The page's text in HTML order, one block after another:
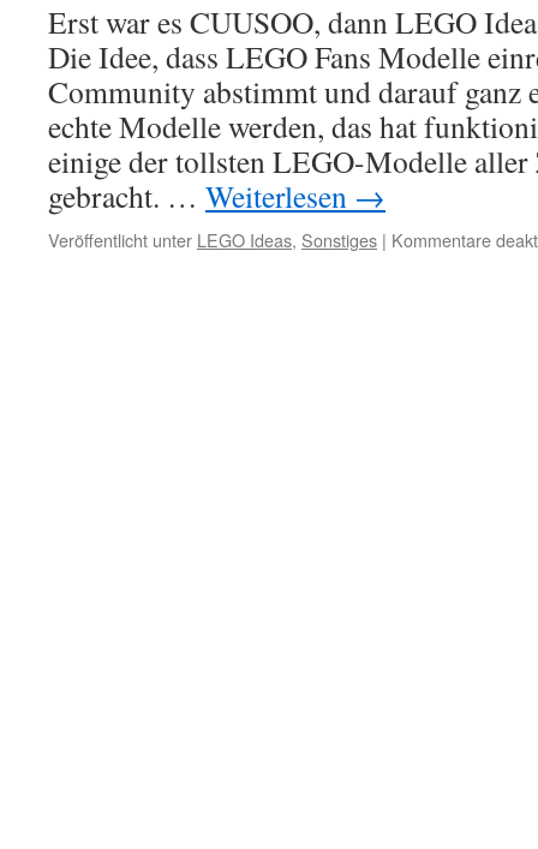
Erst war es CUUSOO, dann LEGO
Die Idee, dass LEGO Fans Modelle
Community abstimmt und darauf ganz
echte Modelle werden, das hat
einige der tollsten LEGO-Modelle
gebracht. … Weiterlesen →
Veröffentlicht unter LEGO Ideas, Sonstiges | Kommentare